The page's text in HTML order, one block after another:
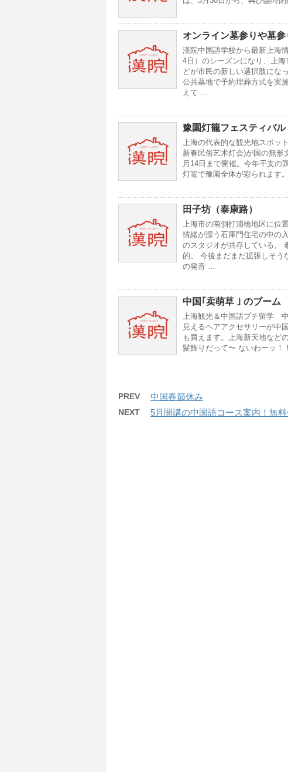
オンライン墓参りや墓
漢院中国語学校から最新上海
4日）のシーズンになり、上
どが市民の新しい選択肢にな
公共墓地で予約埋葬方式を実
えて …
豫園灯籠フェスティバル
上海の代表的な観光地スポッ
新春民俗艺术灯会)が国の無
月14日まで開催。今年干支の
灯篭で豫園全体が彩られます
田子坊（泰康路）
上海市の南側打浦橋地区に位
情緒が漂う石庫門住宅の中の
のスタジオが共存している。
的。 今後まだまだ拡張しそう
の発音 …
中国｢卖萌草 ｣ のブーム
上海観光＆中国語プチ留学
見えるヘアアクセサリーが中
も買えます。上海新天地など
髪飾りだって〜 ないわーッ
PREV 中国春節休み
NEXT 5月開講の中国語コース案内！無